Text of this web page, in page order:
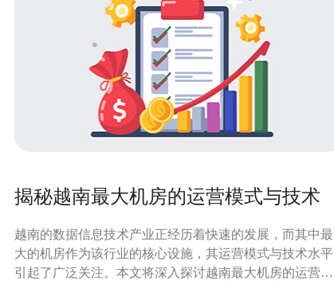
揭秘越南最大机房的运营模式与技术
越南的数据信息技术产业正经历着快速的发展，而其中最
大的机房作为该行业的核心设施，其运营模式与技术水平
引起了广泛关注。本文将深入探讨越南最大机房的运营模